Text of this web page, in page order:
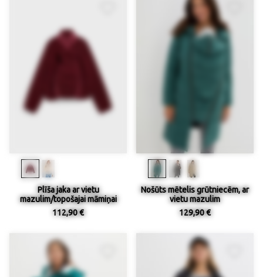
Plīša jaka ar vietu
mazulim/topošajai māmiņai
112,90 €
Nošūts mētelis grūtniecēm, ar
vietu mazulim
129,90 €